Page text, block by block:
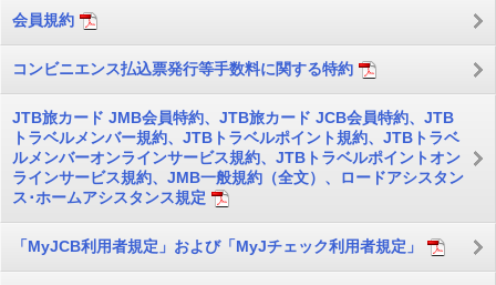
会員規約
コンビニエンス払込票発行等手数料に関する特約
JTB旅カード JMB会員特約、JTB旅カード JCB会員特約、JTB
トラベルメンバー規約、JTBトラベルポイント規約、JTBトラベ
ルメンバーオンラインサービス規約、JTBトラベルポイントオン
ラインサービス規約、JMB一般規約（全文）、ロードアシスタン
ス･ホームアシスタンス規定
「MyJCB利用者規定」および「MyJチェック利用者規定」